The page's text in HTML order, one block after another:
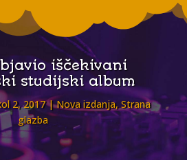
iščekivani
studijski album
2, 2017 Nova izdanja,Strana
glazba